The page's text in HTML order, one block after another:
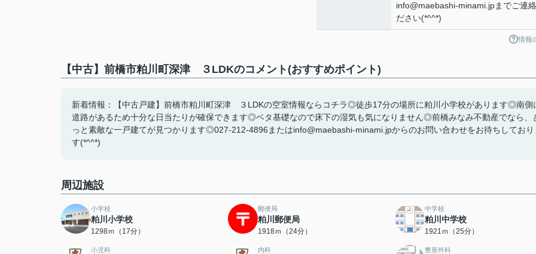
info@maebashi-minami.jpまでご連
ださい(*^^*)
情報
【中古】前橋市粕川町深津 ３LDKのコメント(おすすめポイント)
新着情報：【中古戸建】前橋市粕川町深津 ３LDKの空室情報ならコチラ◎徒歩17分の場所に粕川小学校があります◎南側
道路があるため十分な日当たりが確保できます◎ベタ基礎なので床下の湿気も気になりません◎前橋みなみ不動産でなら、
っと素敵な一戸建てが見つかります◎027-212-4896またはinfo@maebashi-minami.jpからのお問い合わせをお待ちしており
す(*^^*)
周辺施設
小学校
粕川小学校
1298ｍ（17分）
郵便局
粕川郵便局
1918ｍ（24分）
中学校
粕川中学校
1921ｍ（25分）
小児科 内科 整形外科